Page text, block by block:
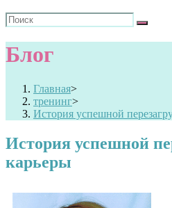
Блог
Главная>
тренинг>
История успешной
История успешной
карьеры